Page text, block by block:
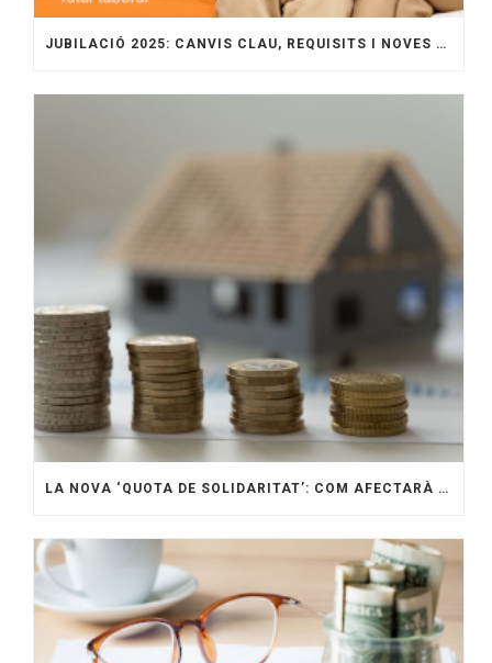
JUBILACIÓ 2025: CANVIS CLAU, REQUISITS I NOVES OPORTUNITATS PER PLANIFICAR EL TEU FUTUR LABORAL
LA NOVA ‘QUOTA DE SOLIDARITAT’: COM AFECTARÀ LES EMPRESES GIRONINES?